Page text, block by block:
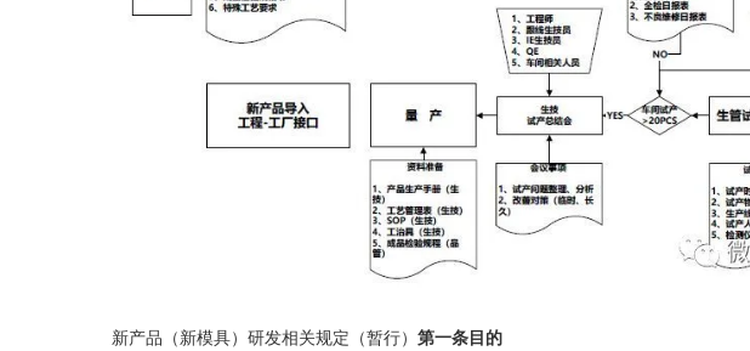
新产品（新模具）研发相关规定（暂行） 第一条目的